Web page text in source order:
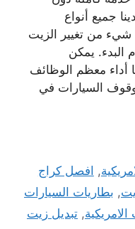
جميع أنواع
شيء من تغيير الزيت
البدء. يمكن
أداء معظم الوظائف
السيارات في
, افصل كراج
, بطاريات السيارات
, تبديل زيت